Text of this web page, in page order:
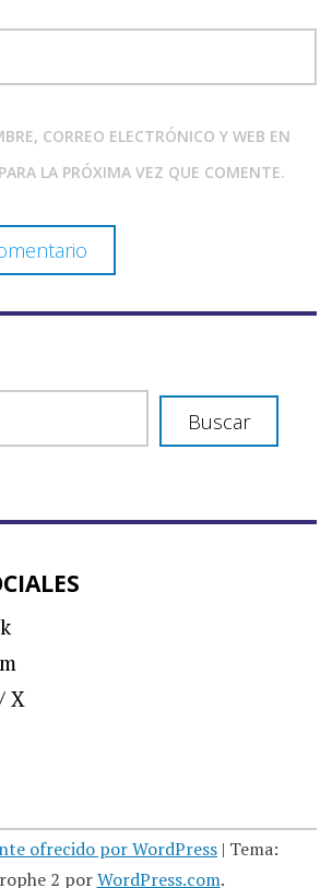
CORREO ELECTRÓNICO Y WEB EN
LA PRÓXIMA VEZ QUE COMENTE.
Buscar
X
ofrecido por WordPress | Tema:
2 porWordPress.com.